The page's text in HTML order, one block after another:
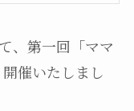
、第一回「ママ
催いたしまし